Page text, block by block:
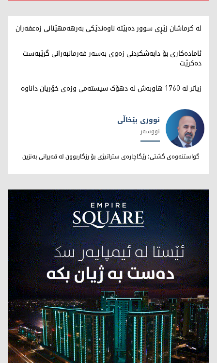
لە کرماشان زێڕی سوور دەبێتە ناوەندێکی بەرهەمهێنانی زەعفەران
ئامادەکاری بۆ دابەشکردنی زەوی بەسەر فەرمانبەرانی گرێبەست
دەکرێت
زیاتر لە 1760 هاوبەش لە دهۆک سیستەمی وزەی خۆریان داناوە
نووری بێخاڵی
نووری بێخاڵی
نووسەر
گواستنەوەی گشتی؛ رێگاچارەی ستراتیژی بۆ رزگاربوون لە قەیرانی بەنزین